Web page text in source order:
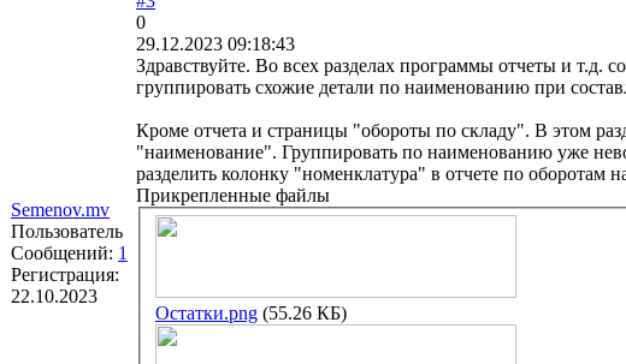
Semenov.mv
Пользователь
Сообщений: 1
Регистрация:
22.10.2023
0
29.12.2023 09:18:43
Здравствуйте. Во всех разделах программы отчеты и т.д.
группировать схожие детали по наименованию при
Кроме отчета и страницы "обороты по складу". В этом
"наименование". Группировать по наименованию уже
разделить колонку "номенклатура" в отчете по оборотам
Прикрепленные файлы
Остатки.png (55.26 КБ)